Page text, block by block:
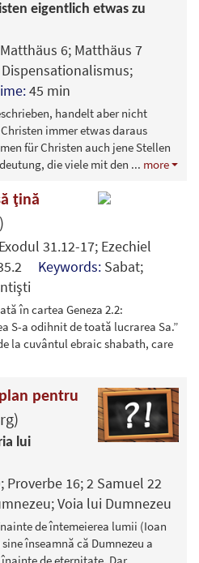
eigentlich etwas zu
6; Matthäus 7
45 min
handelt aber nicht
immer etwas daraus
für Christen auch jene Stellen
die viele mit den ... more
ţină
31.12-17; Ezechiel
Keywords: Sabat;
în cartea Geneza 2.2:
S-a odihnit de toată lucrarea Sa.”
la cuvântul ebraic shabath, care
pentru
lui
Proverbe 16; 2 Samuel 22
Voia lui Dumnezeu
de întemeierea lumii (Ioan
înseamnă că Dumnezeu a